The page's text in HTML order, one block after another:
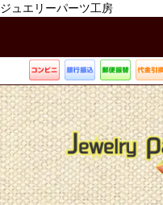
ジュエリーパーツ工房